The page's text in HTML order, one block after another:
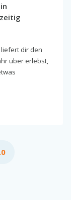
liefert dir den
über erlebst,